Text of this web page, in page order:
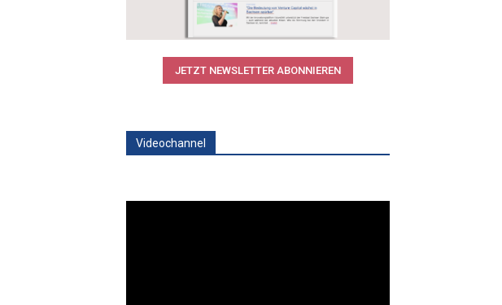
JETZT NEWSLETTER ABONNIEREN
Videochannel